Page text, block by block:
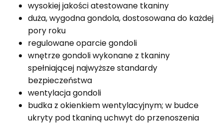
wysokiej jakości atestowane tkaniny
duża, wygodna gondola, dostosowana do każdej
pory roku
regulowane oparcie gondoli
wnętrze gondoli wykonane z tkaniny
spełniającej najwyższe standardy
bezpieczeństwa
wentylacja gondoli
budka z okienkiem wentylacyjnym; w budce
ukryty pod tkaniną uchwyt do przenoszenia